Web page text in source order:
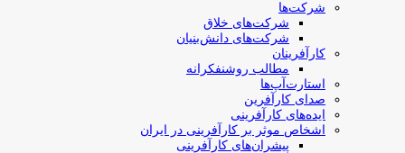
شرکت‌ها
شرکت‌های خلاق
شرکت‌های دانش‌بنیان
کارآفرینان
مطالب روشنفکرانه
استارت‌آپ‌ها
صدای کارآفرین
ایده‌های کارآفرینی
اشخاص موثر بر کارآفرینی در ایران
پیشران‌های کارآفرینی